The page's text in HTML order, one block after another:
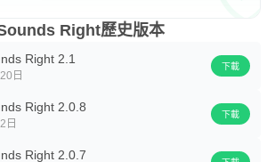
Right歷史版本
Right 2.1
日
下載
Right 2.0.8
日
下載
Right 2.0.7